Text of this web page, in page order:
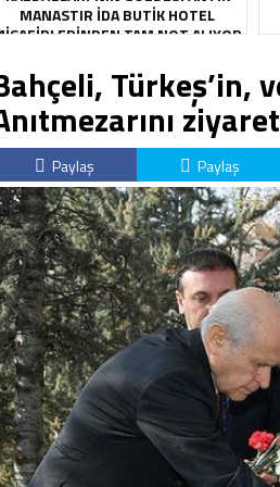
MANASTIR İDA BUTIK HOTEL
TAM NOT ALIYOR
Türkeş’in,
Paylaş Paylaş